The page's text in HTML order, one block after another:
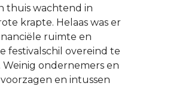
thuis wachtend in
krapte. Helaas was er
ruimte en
festivalschil overeind te
ondernemers en
en intussen